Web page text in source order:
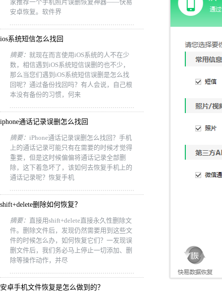
家推荐一个手机照片误删恢复神器——快易
安卓恢复。软件界
ios系统短信怎么找回
摘要： 就现在而言使用iOS系统的人不在少
数，相信遇到iOS系统短信误删的也不少，
那么当您们遇到iOS系统短信误删是怎么找
回呢？通过备份找回吗？有人会说，自己根
本没有备份的习惯，何来
iphone通话记录误删怎么找回
摘要： iPhone通话记录误删怎么找回？手机
上的通话记录可能只有在需要的时候才觉得
重要，但是这时候偏偏将通话记录全部删
除，这下着急坏了，该如何去恢复手机上的
通话记录呢？恢复手机
shift+delete删除如何恢复？
摘要： 直接用shift+delete直接永久性删除文
件。删除文件后，发现仍然需要用到这些文
件的时候怎么办，如何恢复它们？一发现误
删文件后，我们务必马上停止一切添加、删
除等操作动作，并尽
安卓手机文件恢复是怎么做到的？